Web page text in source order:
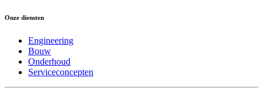
Onze diensten
Engineering
Bouw
Onderhoud
Serviceconcepten